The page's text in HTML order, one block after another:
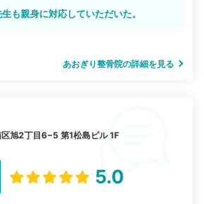
も親身に対応していただいた。
あおぎり整骨院の詳細を見る
旭2丁目6−5 第1松島ビル 1F
5.0